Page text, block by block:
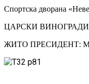
Спортска дворана
ЦАРСКИ ВИНОГРАДИ: М.
ЖИТО ПРЕСИДЕНТ: